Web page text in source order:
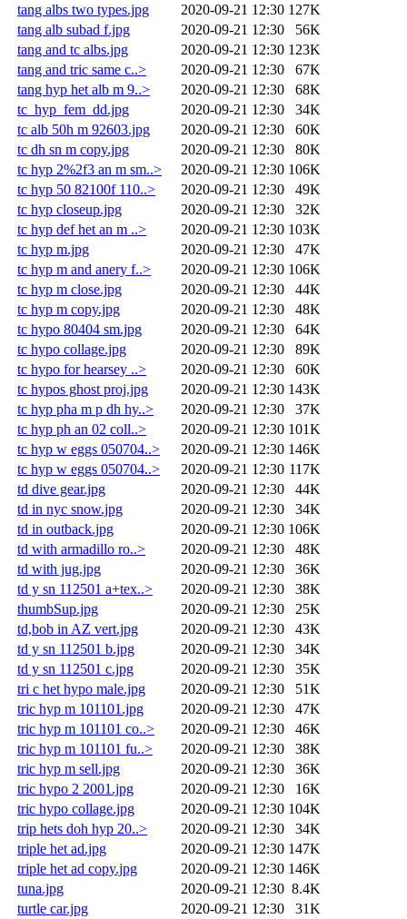
tang albs two types.jpg
2020-09-21 12:30 127K
tang alb subad f.jpg
2020-09-21 12:30
56K
tang and tc albs.jpg
2020-09-21 12:30 123K
tang and tric same c..>
2020-09-21 12:30
67K
tang hyp het alb m 9..>
2020-09-21 12:30
68K
tc_hyp_fem_dd.jpg
2020-09-21 12:30
34K
tc alb 50h m 92603.jpg
2020-09-21 12:30
60K
tc dh sn m copy.jpg
2020-09-21 12:30
80K
tc hyp 2%2f3 an m sm..>
2020-09-21 12:30 106K
tc hyp 50 82100f 110..>
2020-09-21 12:30
49K
tc hyp closeup.jpg
2020-09-21 12:30
32K
tc hyp def het an m ..>
2020-09-21 12:30 103K
tc hyp m.jpg
2020-09-21 12:30
47K
tc hyp m and anery f..>
2020-09-21 12:30 106K
tc hyp m close.jpg
2020-09-21 12:30
44K
tc hyp m copy.jpg
2020-09-21 12:30
48K
tc hypo 80404 sm.jpg
2020-09-21 12:30
64K
tc hypo collage.jpg
2020-09-21 12:30
89K
tc hypo for hearsey ..>
2020-09-21 12:30
60K
tc hypos ghost proj.jpg
2020-09-21 12:30 143K
tc hyp pha m p dh hy..>
2020-09-21 12:30
37K
tc hyp ph an 02 coll..>
2020-09-21 12:30 101K
tc hyp w eggs 050704..>
2020-09-21 12:30 146K
tc hyp w eggs 050704..>
2020-09-21 12:30 117K
td dive gear.jpg
2020-09-21 12:30
44K
td in nyc snow.jpg
2020-09-21 12:30
34K
td in outback.jpg
2020-09-21 12:30 106K
td with armadillo ro..>
2020-09-21 12:30
48K
td with jug.jpg
2020-09-21 12:30
36K
td y sn 112501 a+tex..>
2020-09-21 12:30
38K
thumbSup.jpg
2020-09-21 12:30
25K
td,bob in AZ vert.jpg
2020-09-21 12:30
43K
td y sn 112501 b.jpg
2020-09-21 12:30
34K
td y sn 112501 c.jpg
2020-09-21 12:30
35K
tri c het hypo male.jpg
2020-09-21 12:30
51K
tric hyp m 101101.jpg
2020-09-21 12:30
47K
tric hyp m 101101 co..>
2020-09-21 12:30
46K
tric hyp m 101101 fu..>
2020-09-21 12:30
38K
tric hyp m sell.jpg
2020-09-21 12:30
36K
tric hypo 2 2001.jpg
2020-09-21 12:30
16K
tric hypo collage.jpg
2020-09-21 12:30 104K
trip hets doh hyp 20..>
2020-09-21 12:30
34K
triple het ad.jpg
2020-09-21 12:30 147K
triple het ad copy.jpg
2020-09-21 12:30 146K
tuna.jpg
2020-09-21 12:30 8.4K
turtle car.jpg
2020-09-21 12:30
31K